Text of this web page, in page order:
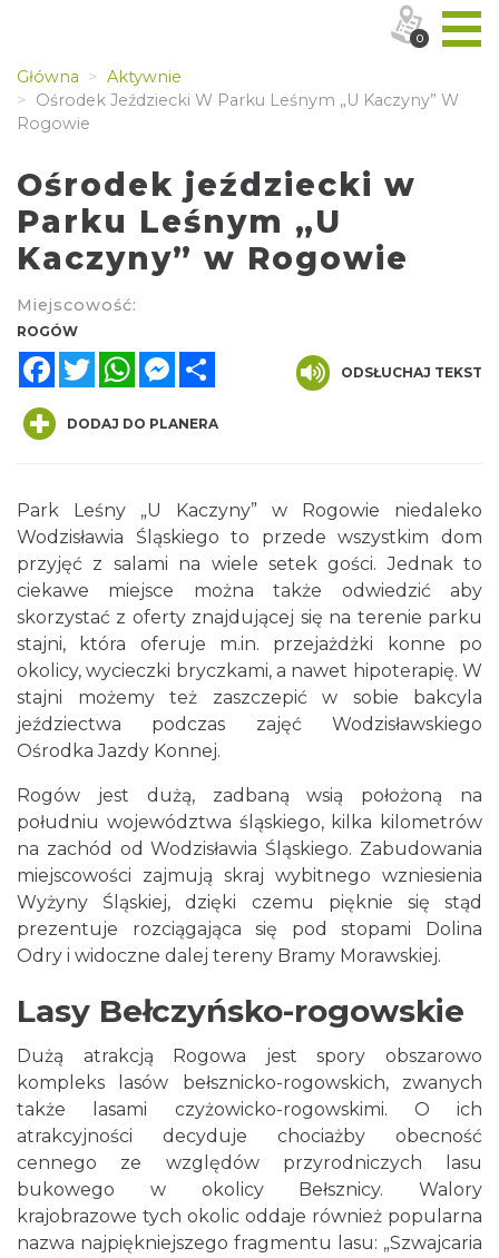
Główna
Aktywnie
Ośrodek Jeździecki W Parku Leśnym „U Kaczyny” W
Rogowie
Ośrodek jeździecki w
Parku Leśnym „U
Kaczyny” w Rogowie
Miejscowość:
ROGÓW
FacebookTwitterWhatsAppMessenger
ODSŁUCHAJ TEKST
DODAJ DO PLANERA
Park Leśny „U Kaczyny” w Rogowie niedaleko
Wodzisławia Śląskiego to przede wszystkim dom
przyjęć z salami na wiele setek gości. Jednak to
ciekawe miejsce można także odwiedzić aby
skorzystać z oferty znajdującej się na terenie parku
stajni, która oferuje m.in. przejażdżki konne po
okolicy, wycieczki bryczkami, a nawet hipoterapię. W
stajni możemy też zaszczepić w sobie bakcyla
jeździectwa podczas zajęć Wodzisławskiego
Ośrodka Jazdy Konnej.
Rogów jest dużą, zadbaną wsią położoną na
południu województwa śląskiego, kilka kilometrów
na zachód od Wodzisławia Śląskiego. Zabudowania
miejscowości zajmują skraj wybitnego wzniesienia
Wyżyny Śląskiej, dzięki czemu pięknie się stąd
prezentuje rozciągająca się pod stopami Dolina
Odry i widoczne dalej tereny Bramy Morawskiej.
Lasy Bełczyńsko-rogowskie
Dużą atrakcją Rogowa jest spory obszarowo
kompleks lasów bełsznicko-rogowskich, zwanych
także lasami czyżowicko-rogowskimi. O ich
atrakcyjności decyduje chociażby obecność
cennego ze względów przyrodniczych lasu
bukowego w okolicy Bełsznicy. Walory
krajobrazowe tych okolic oddaje również popularna
nazwa najpiękniejszego fragmentu lasu: „Szwajcaria
0